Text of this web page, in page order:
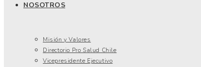
NOSOTROS
Misión y Valores
Directorio Pro Salud Chile
Vicepresidente Ejecutivo